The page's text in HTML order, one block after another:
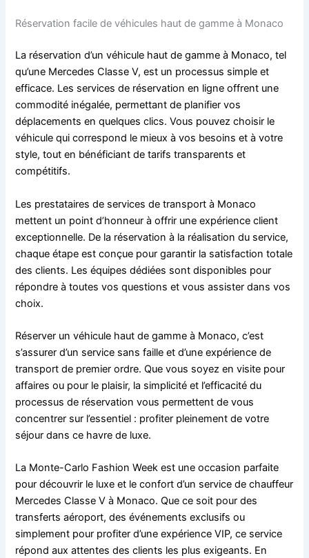
Réservation facile de véhicules haut de gamme à Monaco
La réservation d’un véhicule haut de gamme à Monaco, tel
qu’une Mercedes Classe V, est un processus simple et
efficace. Les services de réservation en ligne offrent une
commodité inégalée, permettant de planifier vos
déplacements en quelques clics. Vous pouvez choisir le
véhicule qui correspond le mieux à vos besoins et à votre
style, tout en bénéficiant de tarifs transparents et
compétitifs.
Les prestataires de services de transport à Monaco
mettent un point d’honneur à offrir une expérience client
exceptionnelle. De la réservation à la réalisation du service,
chaque étape est conçue pour garantir la satisfaction totale
des clients. Les équipes dédiées sont disponibles pour
répondre à toutes vos questions et vous assister dans vos
choix.
Réserver un véhicule haut de gamme à Monaco, c’est
s’assurer d’un service sans faille et d’une expérience de
transport de premier ordre. Que vous soyez en visite pour
affaires ou pour le plaisir, la simplicité et l’efficacité du
processus de réservation vous permettent de vous
concentrer sur l’essentiel : profiter pleinement de votre
séjour dans ce havre de luxe.
La Monte-Carlo Fashion Week est une occasion parfaite
pour découvrir le luxe et le confort d’un service de chauffeur
Mercedes Classe V à Monaco. Que ce soit pour des
transferts aéroport, des événements exclusifs ou
simplement pour profiter d’une expérience VIP, ce service
répond aux attentes des clients les plus exigeants. En